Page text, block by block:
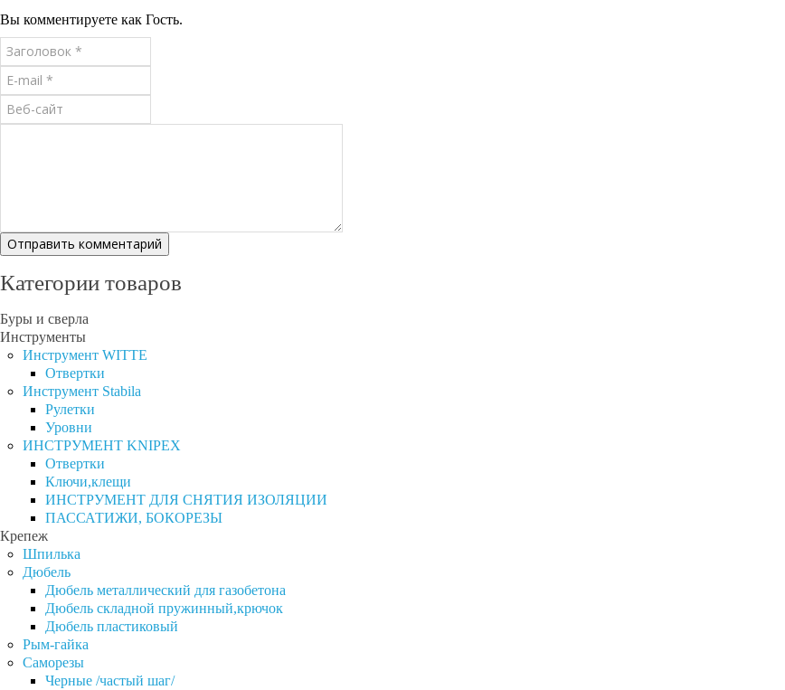
Вы комментируете как Гость.
Категории товаров
Буры и сверла
Инструменты
Инструмент WITTE
Отвертки
Инструмент Stabila
Рулетки
Уровни
ИНСТРУМЕНТ KNIPEX
Отвертки
Ключи,клещи
ИНСТРУМЕНТ ДЛЯ СНЯТИЯ ИЗОЛЯЦИИ
ПАССАТИЖИ, БОКОРЕЗЫ
Крепеж
Шпилька
Дюбель
Дюбель металлический для газобетона
Дюбель складной пружинный,крючок
Дюбель пластиковый
Рым-гайка
Саморезы
Черные /частый шаг/